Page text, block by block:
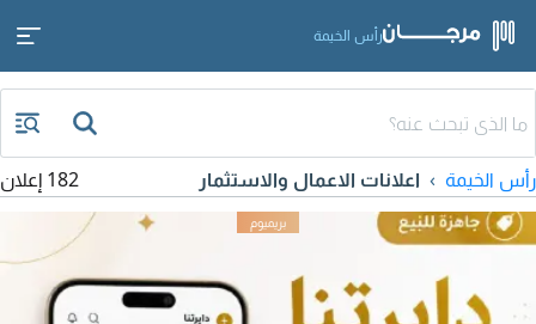
رأس الخيمة
رأس الخيمة اعلانات الاعمال والاستثمار 182 إعلان